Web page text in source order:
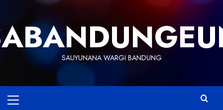
content
SAUYUNANA WARGI BANDUNG
Menu